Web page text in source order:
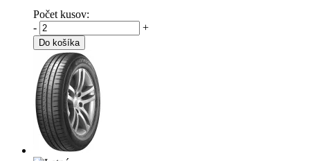
Počet kusov:
-
+
Do košíka